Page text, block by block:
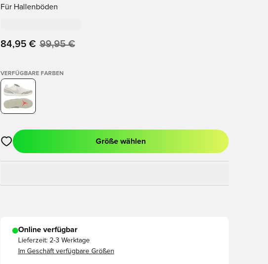
Für Hallenböden
84,95 € 99,95 €
VERFÜGBARE FARBEN
Öffnet ein neues Fenster zum Anmelden oder Registrieren als Mitglied
Größe wählen
Online verfügbar
Lieferzeit: 2-3 Werktage
Im Geschäft verfügbare Größen